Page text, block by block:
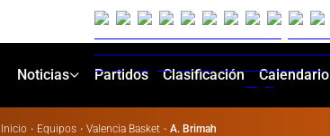
Noticias Partidos Clasificación Calendario
Inicio · Equipos · Valencia Basket · A. Brimah